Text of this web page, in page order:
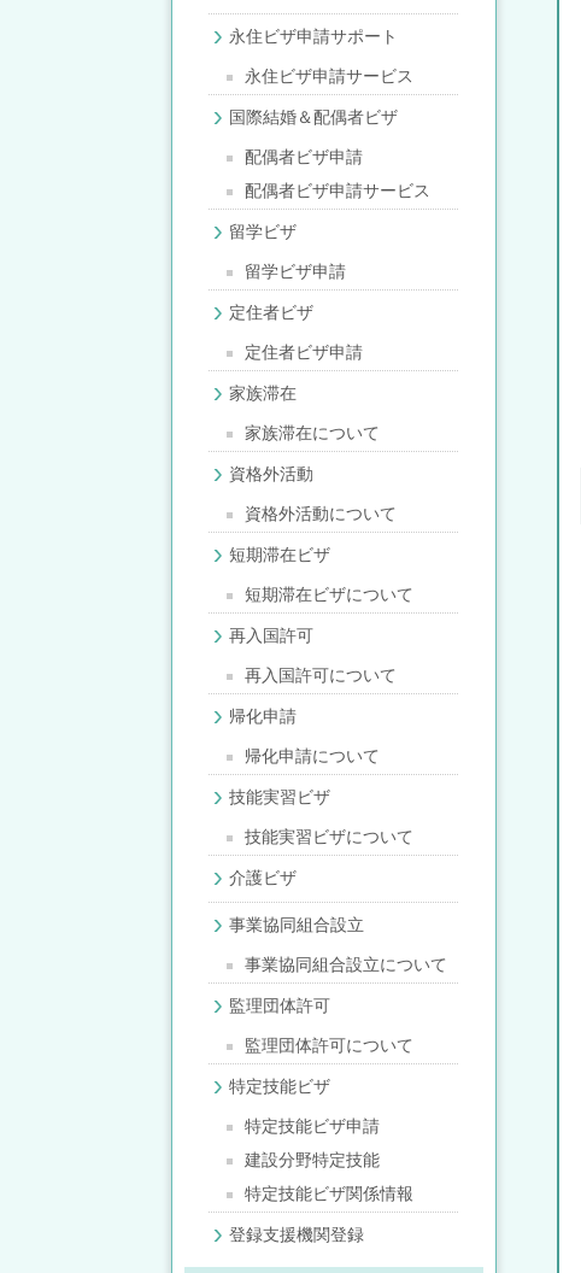
永住ビザ申請サポート
永住ビザ申請サービス
国際結婚＆配偶者ビザ
配偶者ビザ申請
配偶者ビザ申請サービス
留学ビザ
留学ビザ申請
定住者ビザ
定住者ビザ申請
家族滞在
家族滞在について
資格外活動
資格外活動について
短期滞在ビザ
短期滞在ビザについて
再入国許可
再入国許可について
帰化申請
帰化申請について
技能実習ビザ
技能実習ビザについて
介護ビザ
事業協同組合設立
事業協同組合設立について
監理団体許可
監理団体許可について
特定技能ビザ
特定技能ビザ申請
建設分野特定技能
特定技能ビザ関係情報
登録支援機関登録